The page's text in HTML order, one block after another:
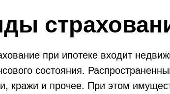
при ипотеке входит
состояния.
кражи и прочее. При этом